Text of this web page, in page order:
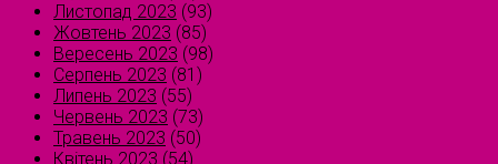
Листопад 2023 (93)
Жовтень 2023 (85)
Вересень 2023 (98)
Серпень 2023 (81)
Липень 2023 (55)
Червень 2023 (73)
Травень 2023 (50)
Квітень 2023 (54)